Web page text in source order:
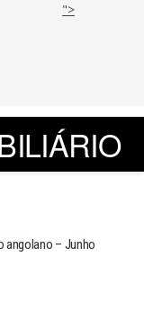
">
angolano – Junho